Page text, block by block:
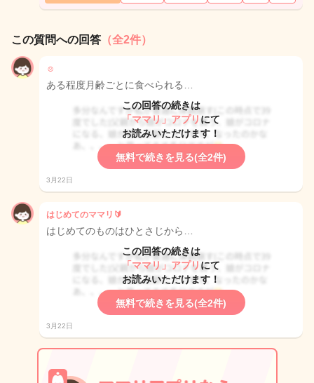
この質問への回答 （全2件）
☺︎
ある程度月齢ごとに食べられる…
この回答の続きは
「ママリ」アプリ にて
お読みいただけます！
無料で続きを見る(全2件)
3月22日
はじめてのママリ🔰
はじめてのものはひとさじから…
この回答の続きは
「ママリ」アプリ にて
お読みいただけます！
無料で続きを見る(全2件)
3月22日